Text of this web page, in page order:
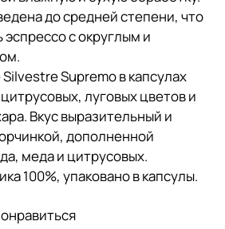
до средней степени, что
эспрессо с округлым и
Supremo в капсулах
луговых цветов и
Вкус выразительный и
дополненной
меда и цитрусовых.
100%, упаковано в капсулы.